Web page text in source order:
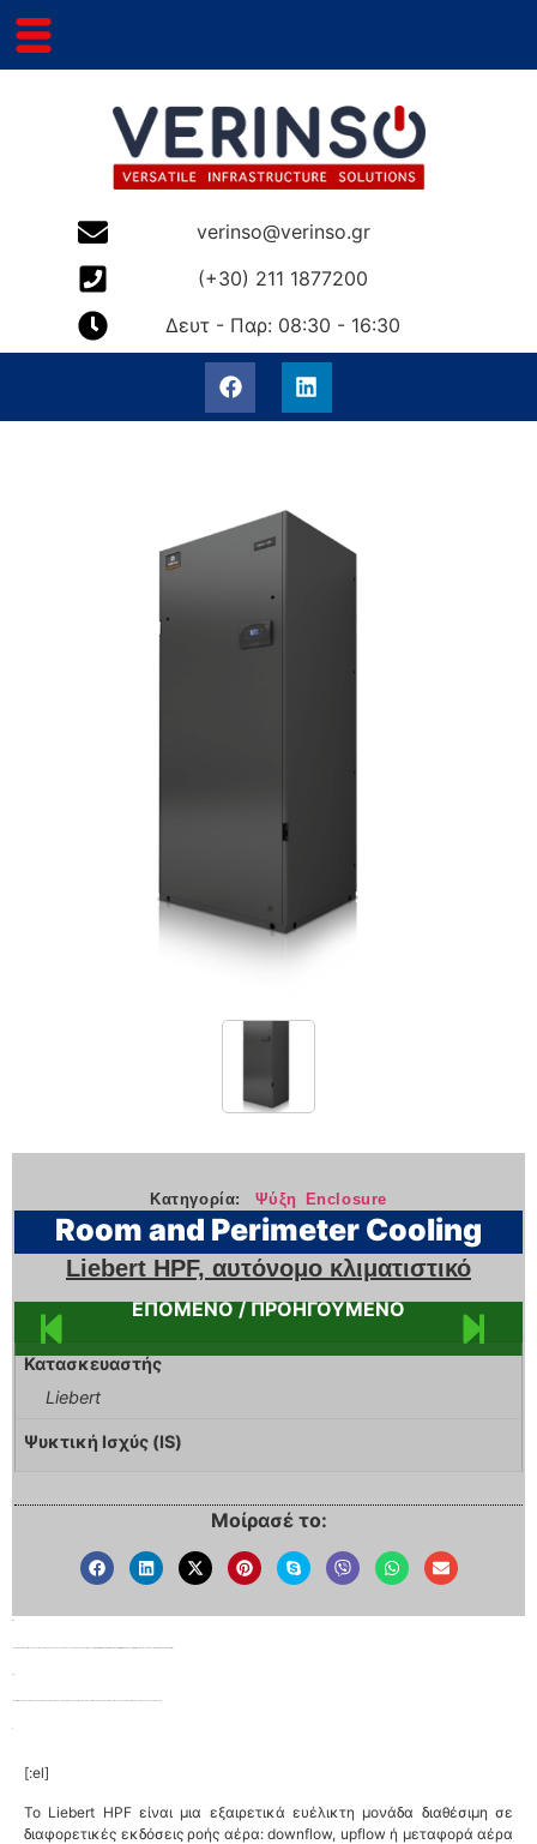
verinso@verinso.gr
(+30) 211 1877200
Δευτ - Παρ: 08:30 - 16:30
Κατηγορία: Ψύξη Enclosure
Room and Perimeter Cooling
Liebert HPF, αυτόνομο κλιματιστικό
ΕΠΟΜΕΝΟ / ΠΡΟΗΓΟΥΜΕΝΟ
Μοίρασέ το:
Κατασκευαστής
Liebert
Ψυκτική Ισχύς (IS)
[:el]
Το Liebert HPF είναι μια εξαιρετικά ευέλικτη μονάδα διαθέσιμη σε
διαφορετικές εκδόσεις ροής αέρα: downflow, upflow ή μεταφορά αέρα